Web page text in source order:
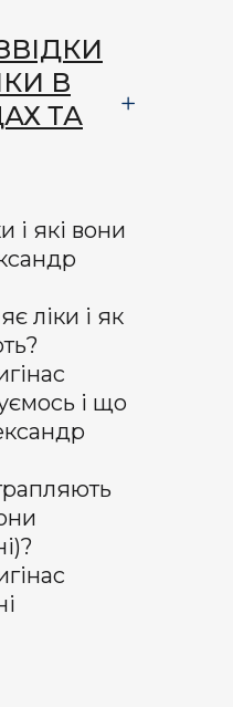
В
ТА
і які вони
ліки і як
і що